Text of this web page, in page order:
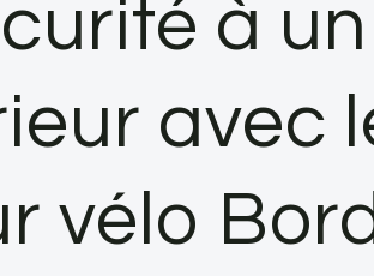
à
avec
vélo